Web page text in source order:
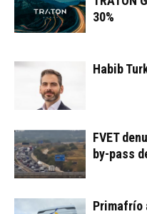
30%
Habib
FVET
by-pass
Primafrío